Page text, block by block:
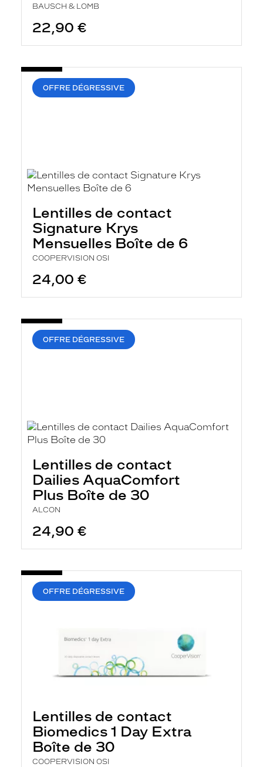
BAUSCH & LOMB
22,90 €
OFFRE DÉGRESSIVE
Lentilles de contact
Signature Krys
Mensuelles Boîte de 6
COOPERVISION OSI
24,00 €
OFFRE DÉGRESSIVE
Lentilles de contact
Dailies AquaComfort
Plus Boîte de 30
ALCON
24,90 €
OFFRE DÉGRESSIVE
Lentilles de contact
Biomedics 1 Day Extra
Boîte de 30
COOPERVISION OSI